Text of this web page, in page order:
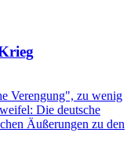
Verengung", zu wenig
Die deutsche
Äußerungen zu den